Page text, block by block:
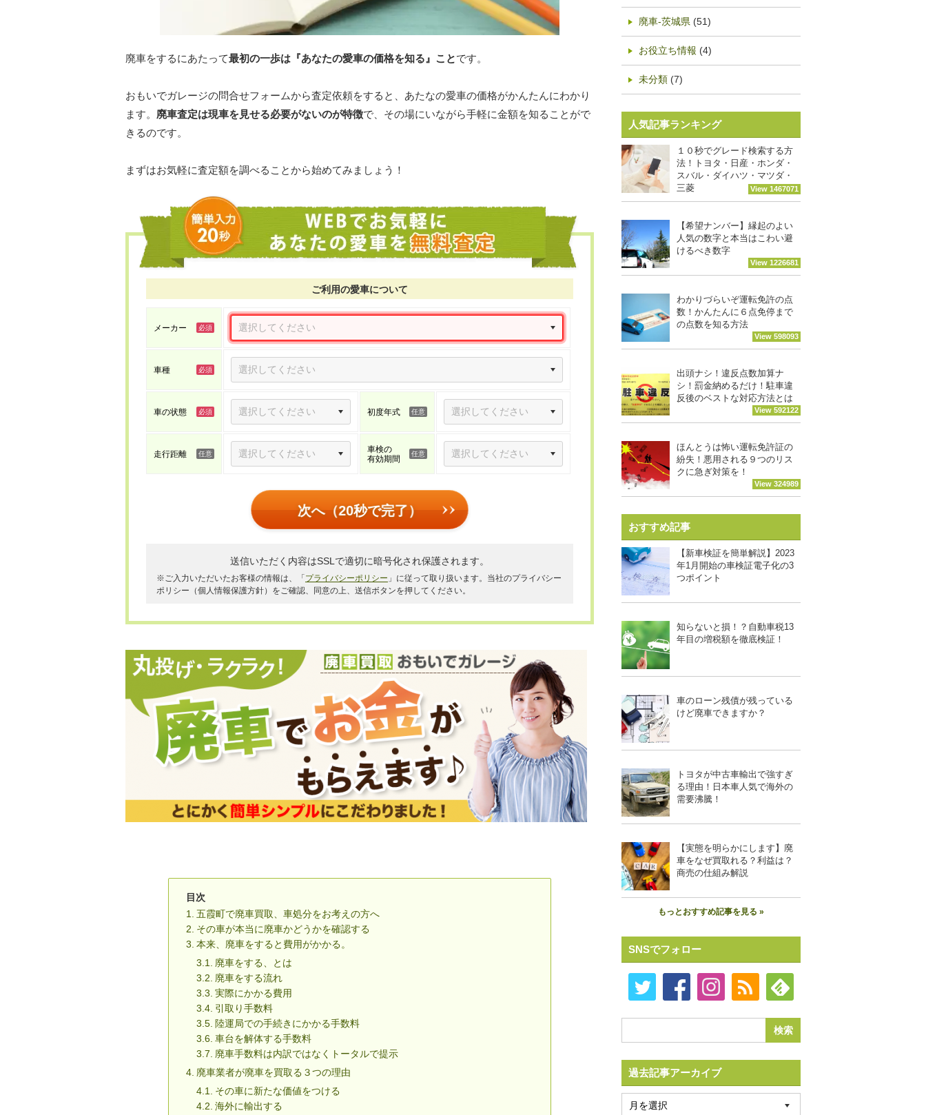
廃車をするにあたって最初の一歩は『あなたの愛車の価格を知る』ことです。
おもいでガレージの問合せフォームから査定依頼をすると、あたなの愛車の価格がかんたんにわかり
ます。 廃車査定は現車を見せる必要がないのが特徴で、その場にいながら手軽に金額を知ることがで
きるのです。
まずはお気軽に査定額を調べることから始めてみましょう！
ご利用の愛車について
メーカー
車種
車の状態 初度年式
走行距離
車検の
有効期間
次へ（20秒で完了）
送信いただく内容はSSLで適切に暗号化され保護されます。
※ご入力いただいたお客様の情報は、「 プライバシーポリシー 」に従って取り扱います。当社のプライバシー
ポリシー（個人情報保護方針）をご確認、同意の上、送信ボタンを押してください。
目次
五霞町で廃車買取、車処分をお考えの方へ
その車が本当に廃車かどうかを確認する
本来、廃車をすると費用がかかる。
廃車をする、とは
廃車をする流れ
実際にかかる費用
引取り手数料
陸運局での手続きにかかる手数料
車台を解体する手数料
廃車手数料は内訳ではなくトータルで提示
廃車業者が廃車を買取る３つの理由
その車に新たな価値をつける
海外に輸出する
廃車-茨城県 (51)
お役立ち情報 (4)
未分類 (7)
人気記事ランキング
１０秒でグレード検索する方
法！トヨタ・日産・ホンダ・
スバル・ダイハツ・マツダ・
三菱
View 1467071
【希望ナンバー】縁起のよい
人気の数字と本当はこわい避
けるべき数字
View 1226681
わかりづらいぞ運転免許の点
数！かんたんに６点免停まで
の点数を知る方法
View 598093
出頭ナシ！違反点数加算ナ
シ！罰金納めるだけ！駐車違
反後のベストな対応方法とは
View 592122
ほんとうは怖い運転免許証の
紛失！悪用される９つのリス
クに急ぎ対策を！
View 324989
おすすめ記事
【新車検証を簡単解説】2023
年1月開始の車検証電子化の3
つポイント
知らないと損！？自動車税13
年目の増税額を徹底検証！
車のローン残債が残っている
けど廃車できますか？
トヨタが中古車輸出で強すぎ
る理由！日本車人気で海外の
需要沸騰！
【実態を明らかにします】廃
車をなぜ買取れる？利益は？
商売の仕組み解説
もっとおすすめ記事を見る »
SNSでフォロー
過去記事アーカイブ